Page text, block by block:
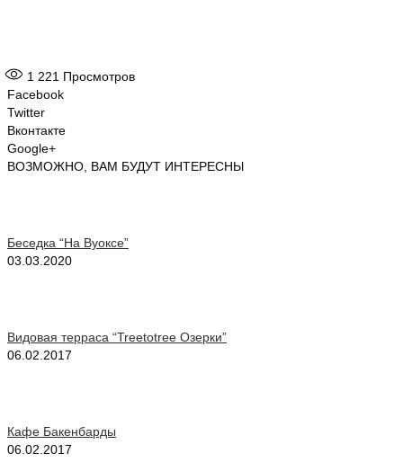
1 221 Просмотров
Facebook
Twitter
Вконтакте
Google+
ВОЗМОЖНО, ВАМ БУДУТ ИНТЕРЕСНЫ
Беседка “На Вуоксе”
03.03.2020
Видовая терраса “Treetotree Озерки”
06.02.2017
Кафе Бакенбарды
06.02.2017